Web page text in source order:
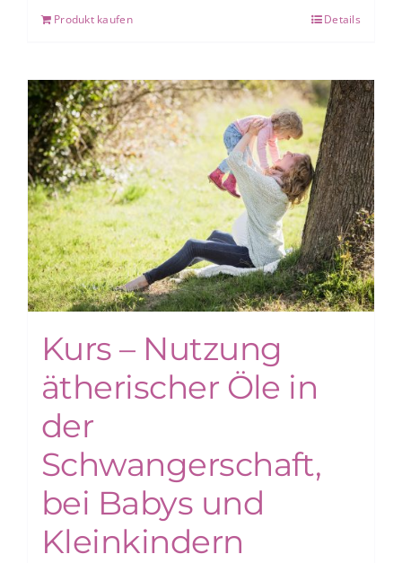
Produkt kaufen Details
Kurs – Nutzung
ätherischer Öle in
der
Schwangerschaft,
bei Babys und
Kleinkindern